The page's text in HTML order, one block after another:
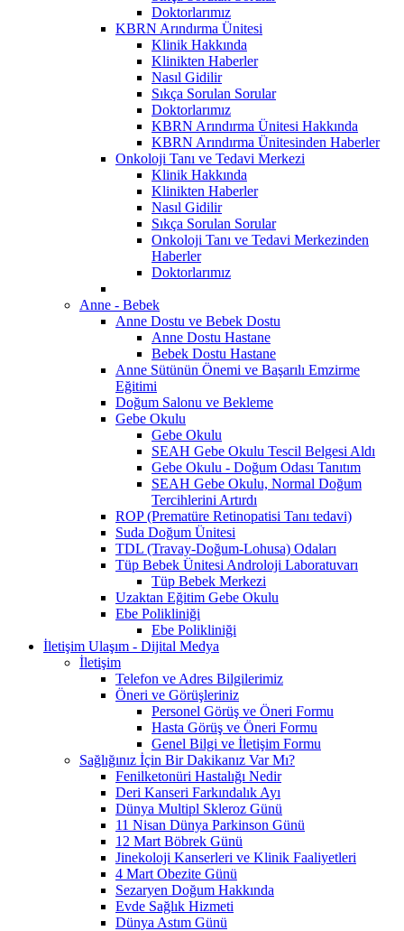
Doktorlarımız
KBRN Arındırma Ünitesi
Klinik Hakkında
Klinikten Haberler
Nasıl Gidilir
Sıkça Sorulan Sorular
Doktorlarımız
KBRN Arındırma Ünitesi Hakkında
KBRN Arındırma Ünitesinden Haberler
Onkoloji Tanı ve Tedavi Merkezi
Klinik Hakkında
Klinikten Haberler
Nasıl Gidilir
Sıkça Sorulan Sorular
Onkoloji Tanı ve Tedavi Merkezinden
Haberler
Doktorlarımız
Anne - Bebek
Anne Dostu ve Bebek Dostu
Anne Dostu Hastane
Bebek Dostu Hastane
Anne Sütünün Önemi ve Başarılı Emzirme
Eğitimi
Doğum Salonu ve Bekleme
Gebe Okulu
Gebe Okulu
SEAH Gebe Okulu Tescil Belgesi Aldı
Gebe Okulu - Doğum Odası Tanıtım
SEAH Gebe Okulu, Normal Doğum
Tercihlerini Artırdı
ROP (Prematüre Retinopatisi Tanı tedavi)
Suda Doğum Ünitesi
TDL (Travay-Doğum-Lohusa) Odaları
Tüp Bebek Ünitesi Androloji Laboratuvarı
Tüp Bebek Merkezi
Uzaktan Eğitim Gebe Okulu
Ebe Polikliniği
Ebe Polikliniği
İletişim Ulaşım - Dijital Medya
İletişim
Telefon ve Adres Bilgilerimiz
Öneri ve Görüşleriniz
Personel Görüş ve Öneri Formu
Hasta Görüş ve Öneri Formu
Genel Bilgi ve İletişim Formu
Sağlığınız İçin Bir Dakikanız Var Mı?
Fenilketonüri Hastalığı Nedir
Deri Kanseri Farkındalık Ayı
Dünya Multipl Skleroz Günü
11 Nisan Dünya Parkinson Günü
12 Mart Böbrek Günü
Jinekoloji Kanserleri ve Klinik Faaliyetleri
4 Mart Obezite Günü
Sezaryen Doğum Hakkında
Evde Sağlık Hizmeti
Dünya Astım Günü